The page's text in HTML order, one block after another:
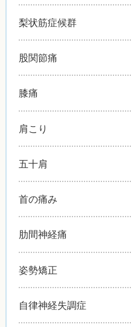
梨状筋症候群
股関節痛
膝痛
肩こり
五十肩
首の痛み
肋間神経痛
姿勢矯正
自律神経失調症